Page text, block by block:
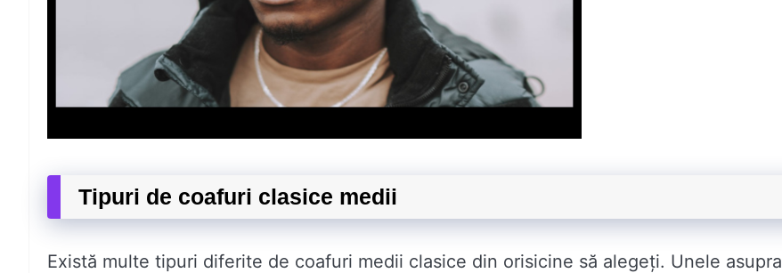
Tipuri de coafuri clasice medii
Există multe tipuri diferite de coafuri medii clasice din orisicine să alegeți. Unele asupra